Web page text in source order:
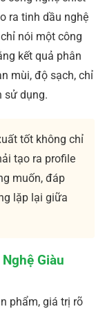
ra tinh dầu nghệ
nói một công
kết quả phân
mùi, độ sạch, chỉ
sử dụng.
tốt không chỉ
tạo ra profile
muốn, đáp
lặp lại giữa
Giàu
phẩm, giá trị rõ